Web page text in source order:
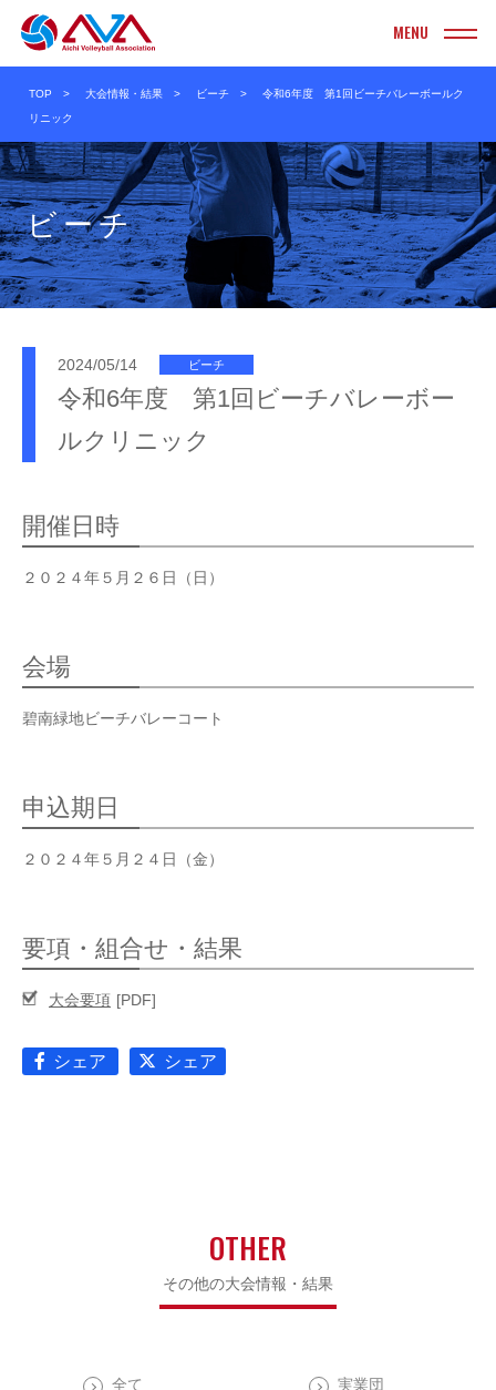
INFORMATION
お知らせ
TOURNAMENT
大会情報・結果
実業団 ヤングクラブ
クラブ ソフト
大学 ビーチ
高校
中学校 Vリーグ
小学校
競技・指導者・審判
ASSOCIATION
チーム紹介
PAST RECORD
TOP 大会情報・結果 ビーチ
令和6年度 第1回ビーチバレーボールク
リニック
ビーチ
2024/05/14 ビーチ
令和6年度 第1回ビーチバレーボー
ルクリニック
開催日時
２０２４年５月２６日（日）
会場
碧南緑地ビーチバレーコート
申込期日
２０２４年５月２４日（金）
要項・組合せ・結果
大会要項
シェア シェア
OTHER
その他の大会情報・結果
全て 実業団